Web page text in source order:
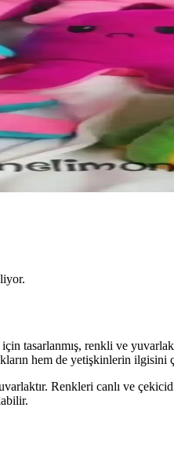
tasarlanmış, renkli ve
hem de yetişkinlerin ilgisini
Renkleri canlı ve